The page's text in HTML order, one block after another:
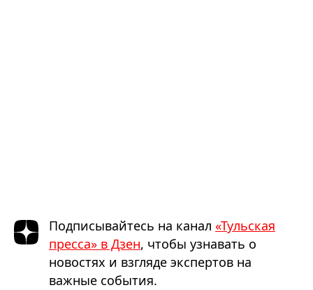
Подписывайтесь на канал «Тульская
пресса» в Дзен, чтобы узнавать о
новостях и взгляде экспертов на
важные события.